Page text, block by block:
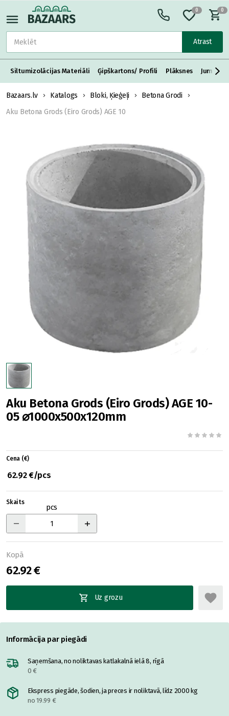
Atrast
0 0
Siltumizolācijas Materiāli Ģipškartons/ Profili Plāksnes Jumta
Bazaars.lv Katalogs Bloki, Ķieģeļi
Betona Grodi
Aku Betona Grods (Eiro Grods) AGE 10
Aku Betona Grods (Eiro Grods) AGE 10-
05 ⌀1000x500x120mm
Cena (€)
62.92 €/pcs
Skaits
pcs
Kopā
62.92 €
Uz grozu
Informācija par piegādi
Saņemšana, no noliktavas katlakalnā ielā 8, rīgā
0 €
Ekspress piegāde, šodien, ja preces ir noliktavā, līdz 2000 kg
no 19.99 €